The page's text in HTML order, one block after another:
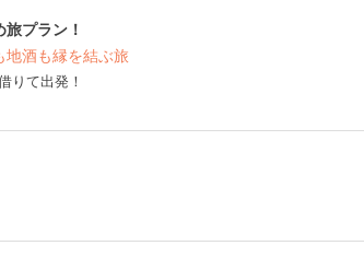
プラン！
地酒も縁を結ぶ旅
りて出発！